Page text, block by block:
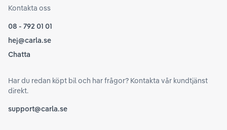
Kontakta oss
08 - 792 01 01
hej@carla.se
Chatta
Har du redan köpt bil och har frågor? Kontakta vår kundtjänst
direkt.
support@carla.se